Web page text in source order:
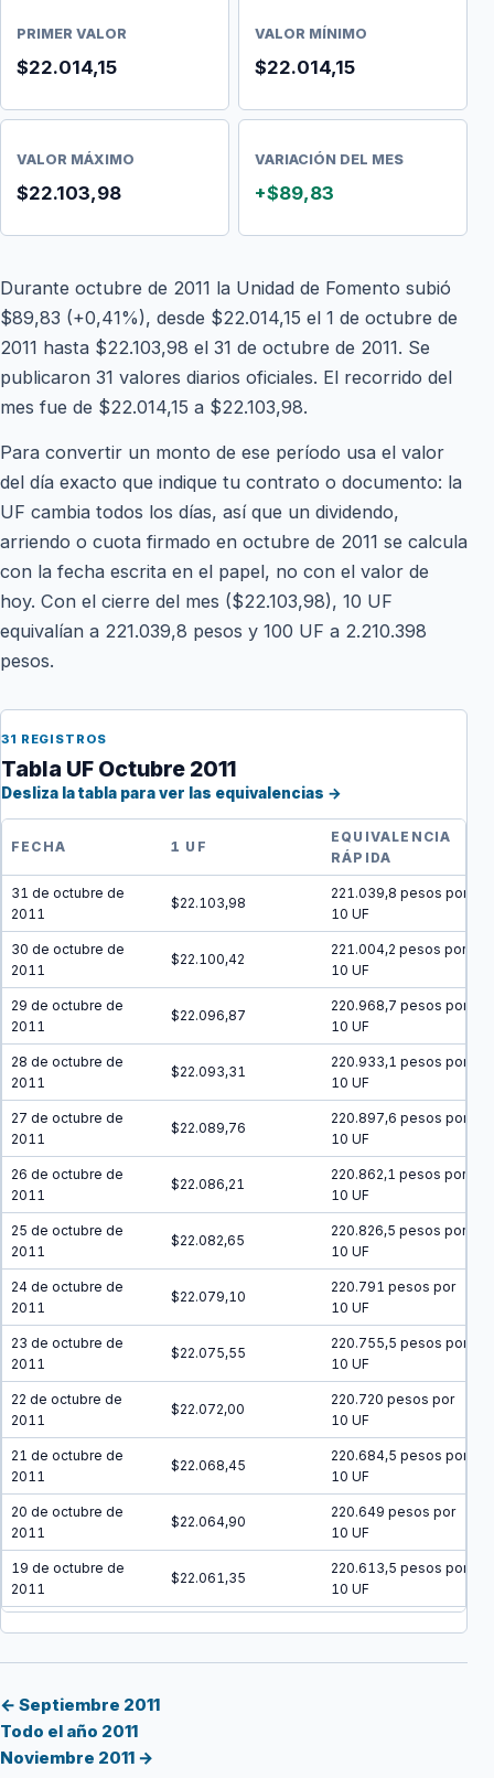
PRIMER VALOR
$22.014,15
VALOR MÍNIMO
$22.014,15
VALOR MÁXIMO
$22.103,98
VARIACIÓN DEL MES
+$89,83
Durante octubre de 2011 la Unidad de Fomento subió
$89,83 (+0,41%), desde $22.014,15 el 1 de octubre de
2011 hasta $22.103,98 el 31 de octubre de 2011. Se
publicaron 31 valores diarios oficiales. El recorrido del
mes fue de $22.014,15 a $22.103,98.
Para convertir un monto de ese período usa el valor
del día exacto que indique tu contrato o documento: la
UF cambia todos los días, así que un dividendo,
arriendo o cuota firmado en octubre de 2011 se calcula
con la fecha escrita en el papel, no con el valor de
hoy. Con el cierre del mes ($22.103,98), 10 UF
equivalían a 221.039,8 pesos y 100 UF a 2.210.398
pesos.
31 REGISTROS
Tabla UF Octubre 2011
Desliza la tabla para ver las equivalencias →
FECHA 1 UF
EQUIVALENCIA
RÁPIDA
31 de octubre de
2011
$22.103,98
221.039,8 pesos por
10 UF
30 de octubre de
2011
$22.100,42
221.004,2 pesos por
10 UF
29 de octubre de
2011
$22.096,87
220.968,7 pesos por
10 UF
28 de octubre de
2011
$22.093,31
220.933,1 pesos por
10 UF
27 de octubre de
2011
$22.089,76
220.897,6 pesos por
10 UF
26 de octubre de
2011
$22.086,21
220.862,1 pesos por
10 UF
25 de octubre de
2011
$22.082,65
220.826,5 pesos por
10 UF
24 de octubre de
2011
$22.079,10
220.791 pesos por
10 UF
23 de octubre de
2011
$22.075,55
220.755,5 pesos por
10 UF
22 de octubre de
2011
$22.072,00
220.720 pesos por
10 UF
21 de octubre de
2011
$22.068,45
220.684,5 pesos por
10 UF
20 de octubre de
2011
$22.064,90
220.649 pesos por
10 UF
19 de octubre de
2011
$22.061,35
220.613,5 pesos por
10 UF
$22.057,80
2011
16 de octubre de
2011
← Septiembre 2011
Todo el año 2011
Noviembre 2011 →